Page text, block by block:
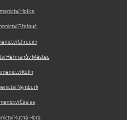
Holice
Přelouč
Chrudim
Heřmanův Městec
Kolín
Nymburk
Čáslav
Kutná Hora